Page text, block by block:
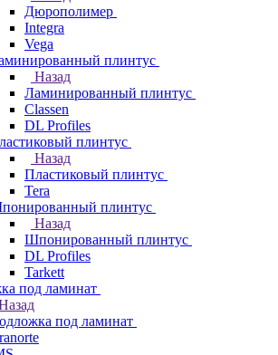
Дюрополимер
Integra
Vega
плинтус
Назад
Ламинированный плинтус
Classen
DL Profiles
плинтус
Назад
Пластиковый плинтус
Tera
плинтус
Назад
Шпонированный плинтус
DL Profiles
Tarkett
под ламинат
под ламинат